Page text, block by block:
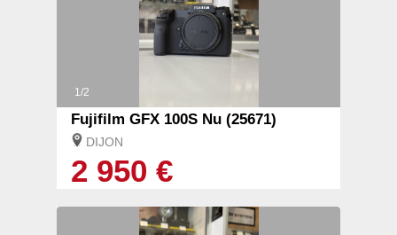
1/2
Fujifilm GFX 100S Nu (25671)
DIJON
2 950 €